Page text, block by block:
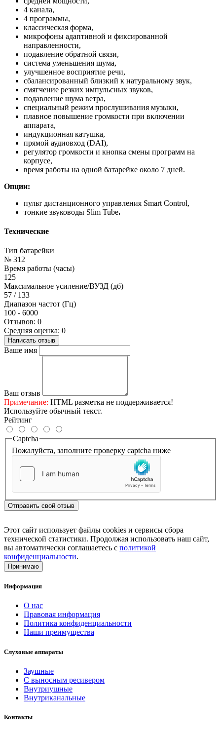
4 канала,
4 программы,
классическая форма,
микрофоны адаптивной и фиксированной
направленности,
подавление обратной связи,
система уменьшения шума,
улучшенное восприятие речи,
сбалансированный близкий к натуральному звук,
смягчение резких импульсных звуков,
подавление шума ветра,
специальный режим прослушивания музыки,
плавное повышение громкости при включении
аппарата,
индукционная катушка,
прямой аудиовход (DAI),
регулятор громкости и кнопка смены программ на
корпусе,
время работы на одной батарейке около 7 дней.
Опции:
пульт дистанционного управления Smart Control,
тонкие звуководы Slim Tube.
Технические
Тип батарейки
№ 312
Время работы (часы)
125
Максимальное усиление/ВУЗД (дб)
57 / 133
Диапазон частот (Гц)
100 - 6000
Отзывов: 0
Средняя оценка: 0
Написать отзыв
Ваше имя
Ваш отзыв
Примечание: HTML разметка не поддерживается!
Используйте обычный текст.
Рейтинг
Captcha
Пожалуйста, заполните проверку captcha ниже
Отправить свой отзыв
Этот сайт использует файлы cookies и сервисы сбора
технической статистики. Продолжая использовать наш сайт,
вы автоматически соглашаетесь с политикой
конфиденциальности.
Принимаю
Информация
О нас
Правовая информация
Политика конфиденциальности
Наши преимущества
Слуховые аппараты
Заушные
С выносным ресивером
Внутриушные
Внутриканальные
Контакты